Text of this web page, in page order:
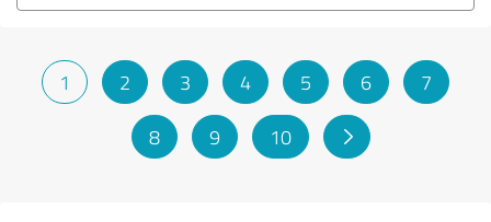
1 2 3 4 5 6 7
8 9 10